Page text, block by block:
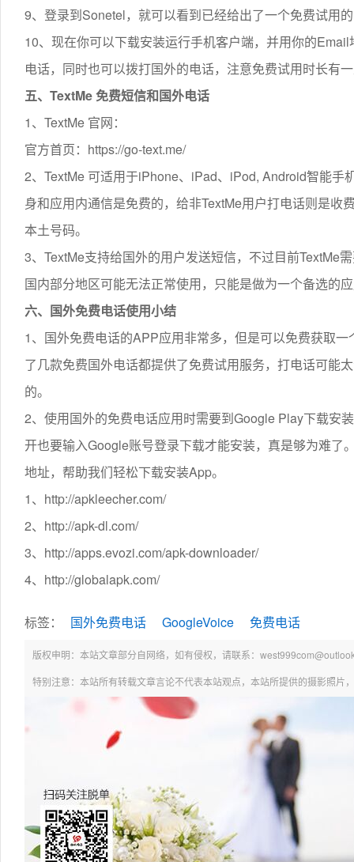
9、登录到Sonetel，就可以看到已经给出了一个免费试用
10、现在你可以下载安装运行手机客户端，并用你的
电话，同时也可以拨打国外的电话，注意免费试用时长有
五、TextMe 免费短信和国外电话
1、TextMe 官网：
官方首页：https://go-text.me/
2、TextMe 可适用于iPhone、iPad、iPod, Android智能
身和应用内通信是免费的，给非TextMe用户打电话则是收
本土号码。
3、TextMe支持给国外的用户发送短信，不过目前TextMe
国内部分地区可能无法正常使用，只能是做为一个备选的
六、国外免费电话使用小结
1、国外免费电话的APP应用非常多，但是可以免费获取
了几款免费国外电话都提供了免费试用服务，打电话可能
的。
2、使用国外的免费电话应用时需要到Google Play下载安
开也要输入Google账号登录下载才能安装，真是够为难
地址，帮助我们轻松下载安装App。
1、http://apkleecher.com/
2、http://apk-dl.com/
3、http://apps.evozi.com/apk-downloader/
4、http://globalapk.com/
标签： 国外免费电话 GoogleVoice 免费电话
版权申明：本站文章部分自网络，如有侵权，请联系：
特别注意：本站所有转载文章言论不代表本站观点，本站所提供的摄影照